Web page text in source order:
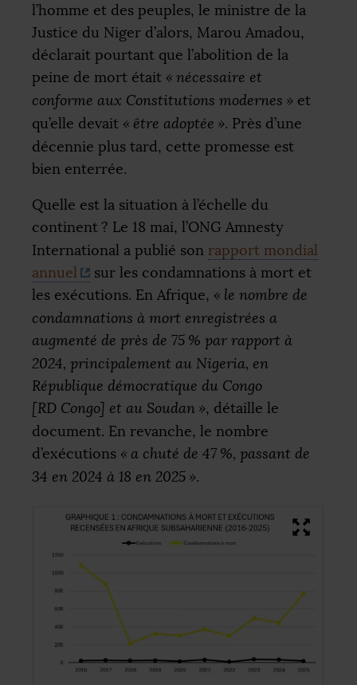
l’homme et des peuples, le ministre de la
Justice du Niger d’alors, Marou Amadou,
déclarait pourtant que l’abolition de la
peine de mort était « nécessaire et
conforme aux Constitutions modernes » et
qu’elle devait « être adoptée ». Près d’une
décennie plus tard, cette promesse est
bien enterrée.
Quelle est la situation à l’échelle du
continent ? Le 18 mai, l’ONG Amnesty
International a publié son rapport mondial
annuel
sur les condamnations à mort et
les exécutions. En Afrique, « le nombre de
condamnations à mort enregistrées a
augmenté de près de 75 % par rapport à
2024, principalement au Nigeria, en
République démocratique du Congo
[RD Congo] et au Soudan », détaille le
document. En revanche, le nombre
d’exécutions « a chuté de 47 %, passant de
34 en 2024 à 18 en 2025 ».